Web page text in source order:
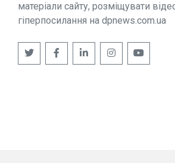
матеріали сайту, розміщувати
гіперпосилання на dpnews.com.ua